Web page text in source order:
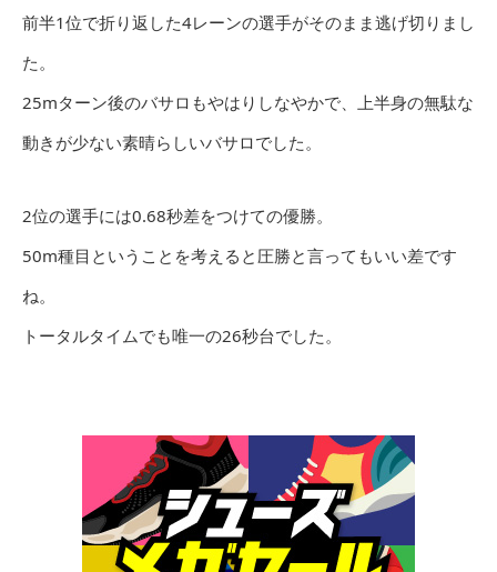
前半1位で折り返した4レーンの選手がそのまま逃げ切りまし
た。
25mターン後のバサロもやはりしなやかで、上半身の無駄な
動きが少ない素晴らしいバサロでした。
2位の選手には0.68秒差をつけての優勝。
50m種目ということを考えると圧勝と言ってもいい差です
ね。
トータルタイムでも唯一の26秒台でした。